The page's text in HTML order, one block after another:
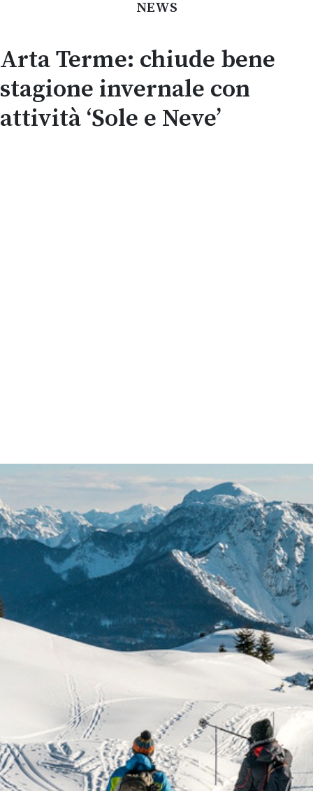
NEWS
Arta Terme: chiude bene
stagione invernale con
attività ‘Sole e Neve’